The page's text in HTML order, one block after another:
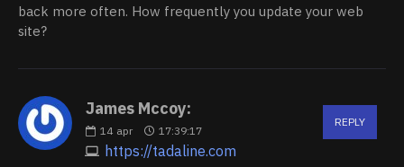
back more often. How frequently you update your web
site?
James Mccoy:
14 apr 17:39:17
https://tadaline.com
REPLY